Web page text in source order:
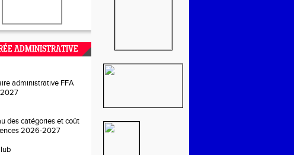
ADMINISTRATIVE
administrative FFA
7
des catégories et coût
2026-2027